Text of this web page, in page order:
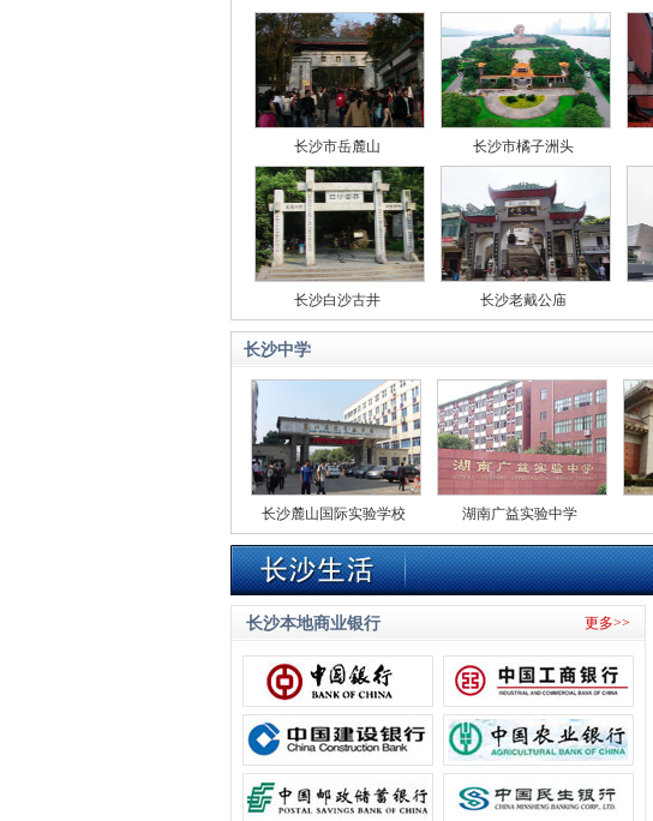
长沙市岳麓山 长沙市橘子洲头
长沙白沙古井 长沙老戴公庙
长沙中学
长沙麓山国际实验学校 湖南广益实验中学
更多>>
长沙本地商业银行